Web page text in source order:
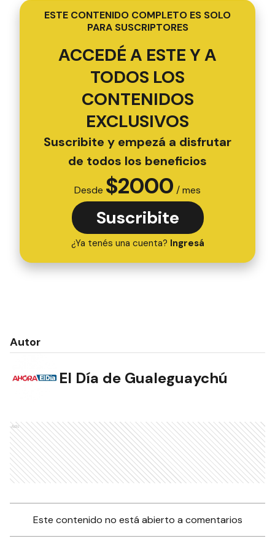
ESTE CONTENIDO COMPLETO ES SOLO
PARA SUSCRIPTORES
ACCEDÉ A ESTE Y A
TODOS LOS
CONTENIDOS
EXCLUSIVOS
Suscribite y empezá a disfrutar
de todos los beneficios
Desde $2000 / mes
Suscribite
¿Ya tenés una cuenta? Ingresá
Autor
El Día de Gualeguaychú
Ads
Este contenido no está abierto a comentarios